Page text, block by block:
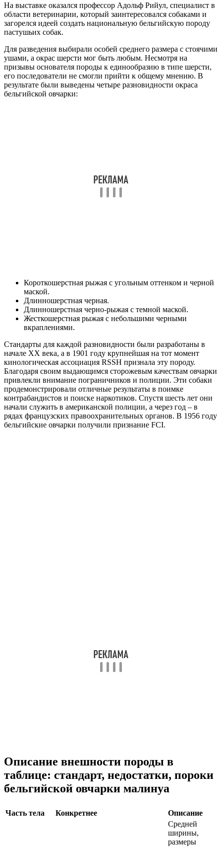
На выставке оказался профессор Адольф Рийул, специалист в
области ветеринарии, который заинтересовался собаками и
загорелся идеей создать национальную бельгийскую породу
пастушьих собак.
Для разведения выбирали особей среднего размера с стоячими
ушами, а окрас шерсти мог быть любым. Несмотря на
призывы основателя породы к единообразию в типе шерсти,
его последователи не смогли прийти к общему мнению. В
результате были выведены четыре разновидности окраса
бельгийской овчарки:
Короткошерстная рыжая с угольным оттенком и черной
маской.
Длинношерстная черная.
Длинношерстная черно-рыжая с темной маской.
Жесткошерстная рыжая с небольшими черными
вкраплениями.
Стандарты для каждой разновидности были разработаны в
начале XX века, а в 1901 году крупнейшая на тот момент
кинологическая ассоциация RSSH признала эту породу.
Благодаря своим выдающимся сторожевым качествам овчарки
привлекли внимание пограничников и полиции. Эти собаки
продемонстрировали отличные результаты в поимке
контрабандистов и поиске наркотиков. Спустя шесть лет они
начали служить в американской полиции, а через год – в
рядах французских правоохранительных органов. В 1956 году
бельгийские овчарки получили признание FCI.
Описание внешности породы в
таблице: стандарт, недостатки, пороки
бельгийской овчарки малинуа
Часть тела Конкретнее
Описание
Средней
ширины,
размеры